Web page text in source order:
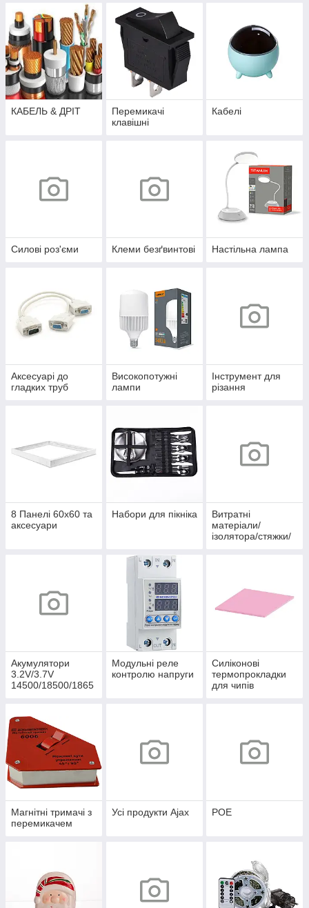
КАБЕЛЬ & ДРІТ
Перемикачі
клавішні
Кабелі
Силові роз'єми Клеми безґвинтові Настільна лампа
Аксесуарі до
гладких труб
Високопотужні
лампи
Інструмент для
різання
8 Панелі 60х60 та
аксесуари
Набори для пікніка
Витратні
матеріали/
ізолятора/стяжки/
органайзери
Акумулятори
3.2V/3.7V
14500/18500/1865
Модульні реле
контролю напруги
Силіконові
термопрокладки
для чипів
Магнітні тримачі з
перемикачем
Усі продукти Ajax POE